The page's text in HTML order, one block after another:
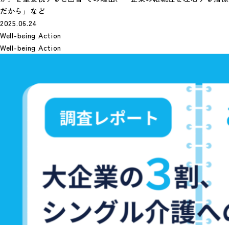
だから」など
2025.06.24
Well-being Action
Well-being Action